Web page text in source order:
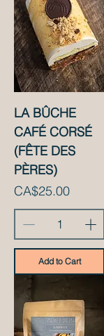
LA BÛCHE
CAFÉ CORSÉ
(FÊTE DES
PÈRES)
Price
CA$25.00
Add to Cart